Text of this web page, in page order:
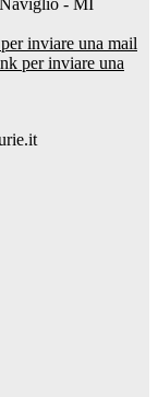
Naviglio - MI
inviare una mail
per inviare una